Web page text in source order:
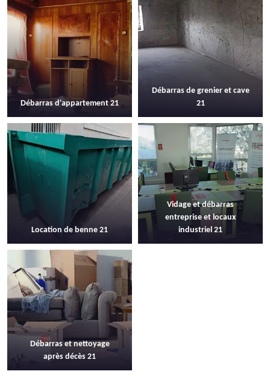
Débarras d'appartement 21
Débarras de grenier et cave
21
Location de benne 21
Vidage et débarras
entreprise et locaux
industriel 21
Débarras et nettoyage
après décès 21